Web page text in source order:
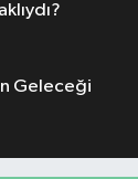
Geleceği